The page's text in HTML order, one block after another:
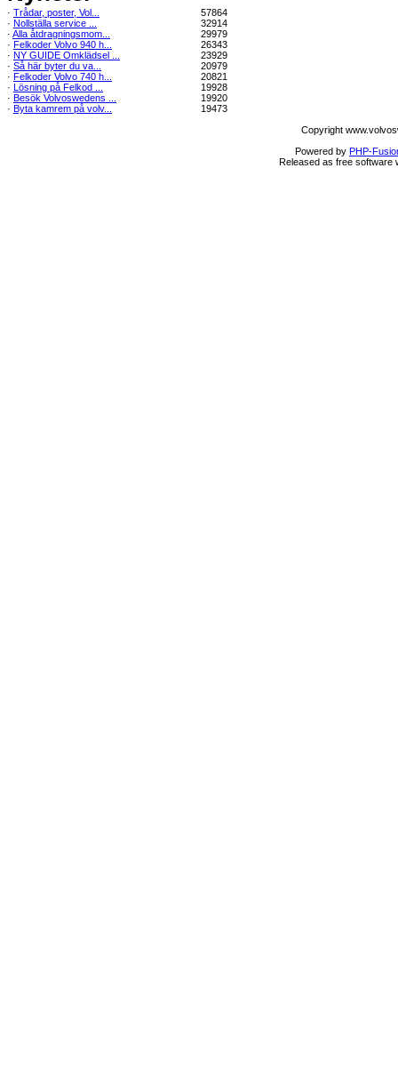
· Trådar, poster, Vol...
57864
· Nollställa service ...
32914
· Alla åtdragningsmom...
29979
· Felkoder Volvo 940 h...
26343
· NY GUIDE Omklädsel ...
23929
· Så här byter du va...
20979
· Felkoder Volvo 740 h...
20821
· Lösning på Felkod ...
19928
· Besök Volvoswedens ...
19920
· Byta kamrem på volv...
19473
Copyright
Powered by PHP-
Released as free software